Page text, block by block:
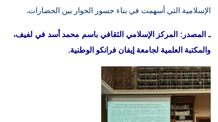
الإسلامية التي أسهمت في بناء جسور الحوار بين الحضارات.
ـ المصدر: المركز الإسلامي الثقافي باسم محمد أسد في لفيف،
والمكتبة العلمية لجامعة إيفان فرانكو الوطنية.